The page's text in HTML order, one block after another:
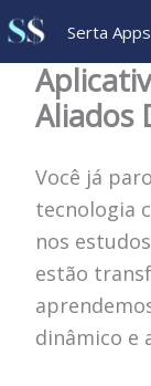
Ir
para
conteúdo
Serta Apps
Aliados
Você já
tecnologia
nos
estão
dinâmico e